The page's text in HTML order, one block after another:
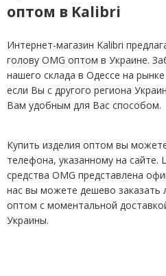
оптом в Kalibri
Интернет-магазин Kalibri
голову OMG оптом в Украине.
нашего склада в Одессе на
если Вы с другого региона
Вам удобным для Вас способом.
Купить изделия оптом вы
телефона, указанному на сайте.
средства OMG представлена
нас вы можете дешево
оптом с моментальной
Украины.